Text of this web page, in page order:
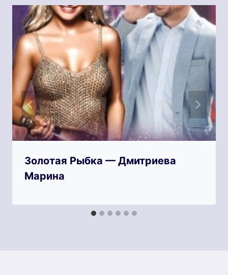
Золотая Рыбка — Дмитриева
Марина